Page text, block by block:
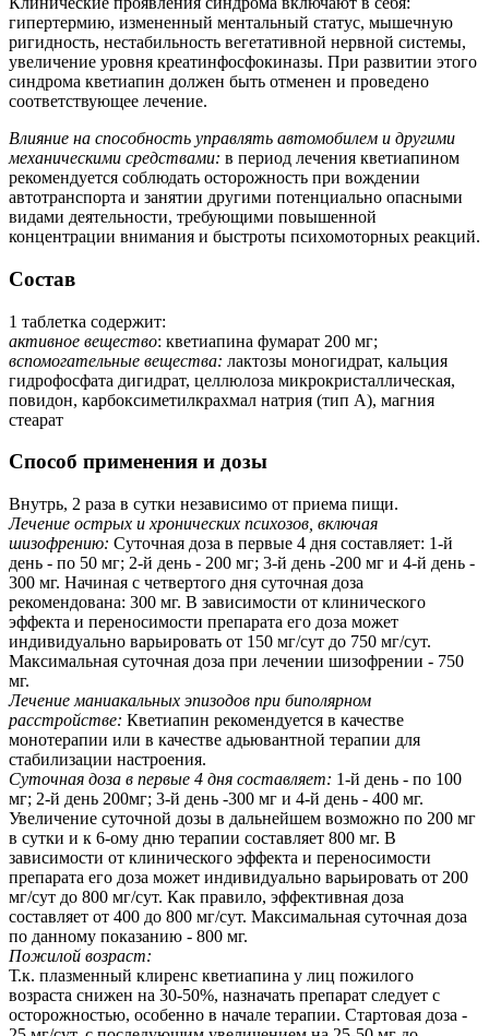
гипертермию, измененный ментальный статус, мышечную
ригидность, нестабильность вегетативной нервной системы,
увеличение уровня креатинфосфокиназы. При развитии этого
синдрома кветиапин должен быть отменен и проведено
соответствующее лечение.
Влияние на способность управлять автомобилем и другими
механическими средствами: в период лечения кветиапином
рекомендуется соблюдать осторожность при вождении
автотранспорта и занятии другими потенциально опасными
видами деятельности, требующими повышенной
концентрации внимания и быстроты психомоторных реакций.
Состав
1 таблетка содержит:
активное вещество: кветиапина фумарат 200 мг;
вспомогательные вещества: лактозы моногидрат, кальция
гидрофосфата дигидрат, целлюлоза микрокристаллическая,
повидон, карбоксиметилкрахмал натрия (тип А), магния
стеарат
Способ применения и дозы
Внутрь, 2 раза в сутки независимо от приема пищи.
Лечение острых и хронических психозов, включая
шизофрению: Суточная доза в первые 4 дня составляет: 1-й
день - по 50 мг; 2-й день - 200 мг; 3-й день -200 мг и 4-й день -
300 мг. Начиная с четвертого дня суточная доза
рекомендована: 300 мг. В зависимости от клинического
эффекта и переносимости препарата его доза может
индивидуально варьировать от 150 мг/сут до 750 мг/сут.
Максимальная суточная доза при лечении шизофрении - 750
мг.
Лечение маниакальных эпизодов при биполярном
расстройстве: Кветиапин рекомендуется в качестве
монотерапии или в качестве адьювантной терапии для
стабилизации настроения.
Суточная доза в первые 4 дня составляет: 1-й день - по 100
мг; 2-й день 200мг; 3-й день -300 мг и 4-й день - 400 мг.
Увеличение суточной дозы в дальнейшем возможно по 200 мг
в сутки и к 6-ому дню терапии составляет 800 мг. В
зависимости от клинического эффекта и переносимости
препарата его доза может индивидуально варьировать от 200
мг/сут до 800 мг/сут. Как правило, эффективная доза
составляет от 400 до 800 мг/сут. Максимальная суточная доза
по данному показанию - 800 мг.
Пожилой возраст:
Т.к. плазменный клиренс кветиапина у лиц пожилого
возраста снижен на 30-50%, назначать препарат следует с
осторожностью, особенно в начале терапии. Стартовая доза -